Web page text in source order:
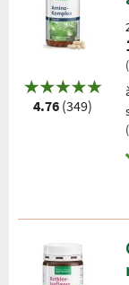
4.76 (349)